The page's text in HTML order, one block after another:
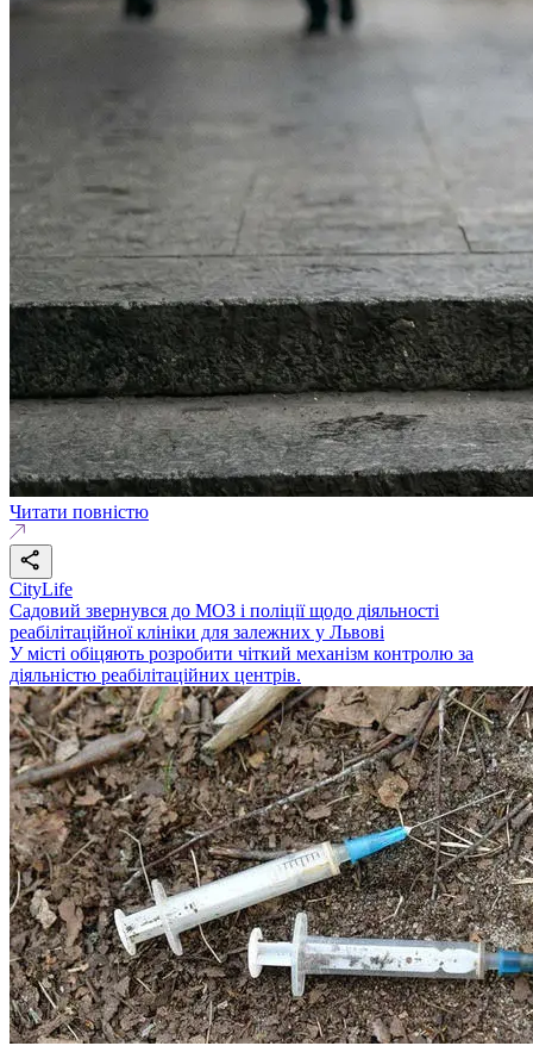
Читати повністю
CityLife
Садовий звернувся до МОЗ і поліції щодо діяльності
реабілітаційної клініки для залежних у Львові
У місті обіцяють розробити чіткий механізм контролю за
діяльністю реабілітаційних центрів.